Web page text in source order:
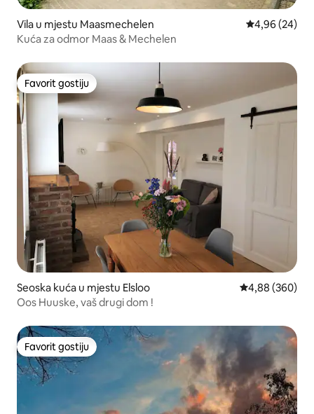
Vila u mjestu Maasmechelen prosječna
4,96 (24)
Kuća za odmor Maas & Mechelen
Favorit gostiju
Favorit gostiju
Seoska kuća u mjestu Elsloo prosječna
4,88 (360)
Oos Huuske, vaš drugi dom !
Favorit gostiju
Favorit gostiju